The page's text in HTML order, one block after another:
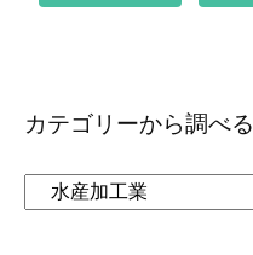
カテゴリーから調べる
カ
テ